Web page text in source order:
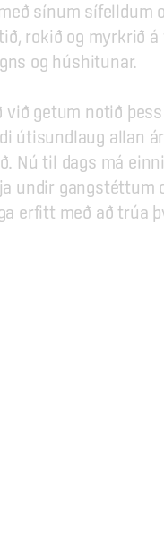
sínum sífelldum
rokið og myrkrið á
og húshitunar.
getum notið
útisundlaug allan
Nú til dags má
undir gangstéttum
erfitt með að trúa